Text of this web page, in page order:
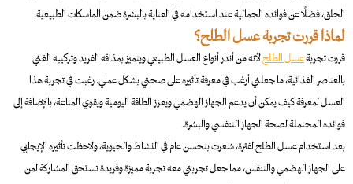
الحلق، فضلًا عن فوائده الجمالية عند استخدامه في العناية بالبشرة ضمن الماسكات الطبيعية.
لماذا قررت تجربة عسل الطلح؟
قررت تجربةعسل الطلحلأنه من أندر أنواع العسل الطبيعي ويتميز بمذاقه الفريد وتركيبه الغني
بالعناصر الغذائية، ما جعلني أرغب في معرفة تأثيره على صحتي بشكل عملي. رغبت في تجربة هذا
العسل لمعرفة كيف يمكن أن يدعم الجهاز الهضمي ويعزز الطاقة اليومية ويقوي المناعة، بالإضافة إلى
فوائده المحتملة لصحة الجهاز التنفسي والبشرة.
بعد استخدام عسل الطلح لفترة، شعرت بتحسن عام في النشاط والحيوية، ولاحظت تأثيره الإيجابي
على الجهاز الهضمي والتنفس، مما جعل تجربتي معه تجربة مميزة وفريدة تستحق المشاركة لمن